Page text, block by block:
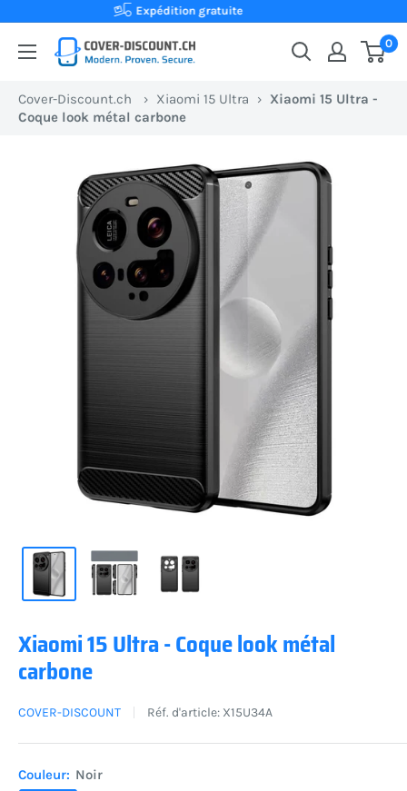
contenu
Achat sur facture
Cover-
Ta
boutique
ligne
suisse
pour
coques
0
Cover-Discount.ch › Xiaomi 15 Ultra › Xiaomi 15 Ultra -
Coque look métal carbone
Xiaomi 15 Ultra - Coque look métal
carbone
COVER-DISCOUNT Réf. d'article: X15U34A
Couleur: Noir